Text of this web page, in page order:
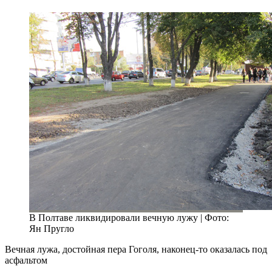
В Полтаве ликвидировали вечную лужу | Фото:
Ян Пругло
Вечная лужа, достойная пера Гоголя, наконец-то оказалась под
асфальтом